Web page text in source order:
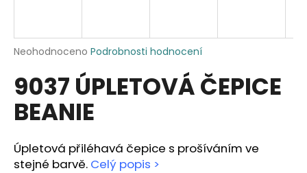
Průměrné
produktu
je
0,0
hvězdiček.
Neohodnoceno Podrobnosti hodnocení
9037 ÚPLETOVÁ ČEPICE
BEANIE
Úpletová přiléhavá čepice s prošíváním ve
stejné barvě. Celý popis >
j
í
?
HLEDAT